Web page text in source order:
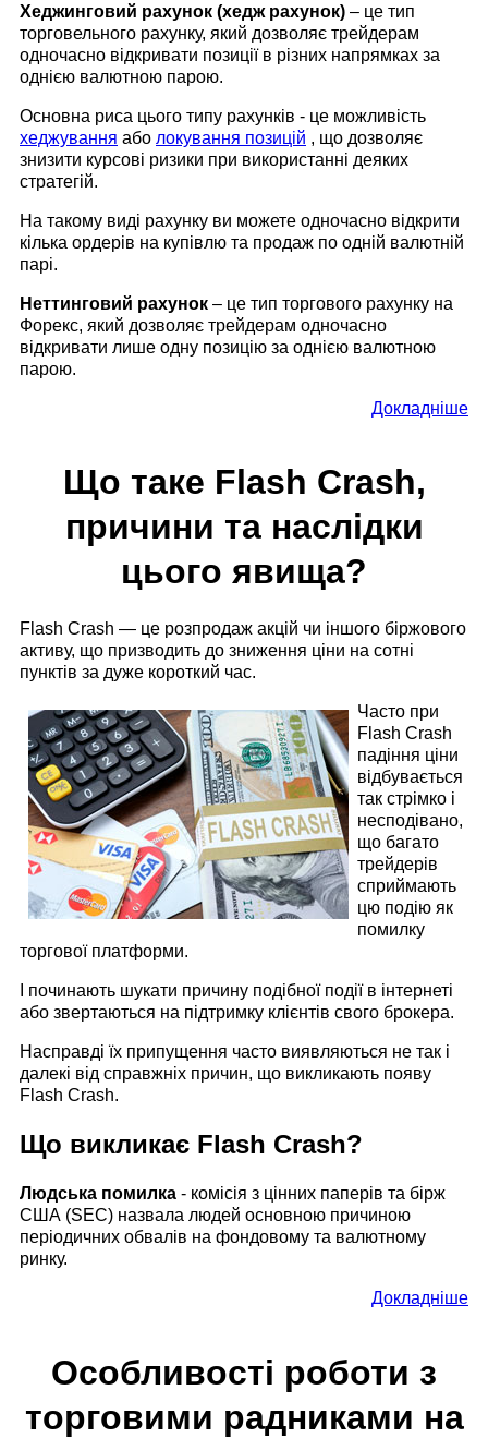
Хеджинговий рахунок (хедж рахунок) – це тип
торговельного рахунку, який дозволяє трейдерам
одночасно відкривати позиції в різних напрямках за
однією валютною парою.
Основна риса цього типу рахунків - це можливість
хеджування або локування позицій , що дозволяє
знизити курсові ризики при використанні деяких
стратегій.
На такому виді рахунку ви можете одночасно відкрити
кілька ордерів на купівлю та продаж по одній валютній
парі.
Неттинговий рахунок – це тип торгового рахунку на
Форекс, який дозволяє трейдерам одночасно
відкривати лише одну позицію за однією валютною
парою.
Докладніше
Що таке Flash Crash,
причини та наслідки
цього явища?
Flash Crash — це розпродаж акцій чи іншого біржового
активу, що призводить до зниження ціни на сотні
пунктів за дуже короткий час.
Часто при
Flash Crash
падіння ціни
відбувається
так стрімко і
несподівано,
що багато
трейдерів
сприймають
цю подію як
помилку
торгової платформи.
І починають шукати причину подібної події в інтернеті
або звертаються на підтримку клієнтів свого брокера.
Насправді їх припущення часто виявляються не так і
далекі від справжніх причин, що викликають появу
Flash Crash.
Що викликає Flash Crash?
Людська помилка - комісія з цінних паперів та бірж
США (SEC) назвала людей основною причиною
періодичних обвалів на фондовому та валютному
ринку.
Докладніше
Особливості роботи з
торговими радниками на